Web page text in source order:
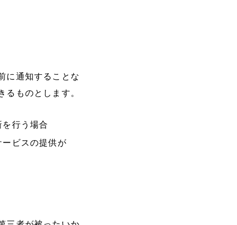
に通知することな
るものとします。
行う場合
ビスの提供が